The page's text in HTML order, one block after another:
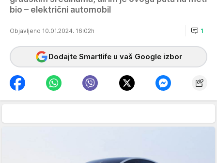
bio – električni automobil
Objavljeno 10.01.2024. 16:02h 1
Dodajte Smartlife u vaš Google izbor